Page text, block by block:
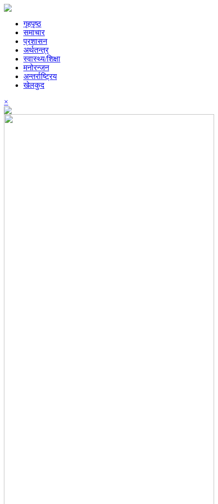
गृहपृष्ठ
समाचार
प्रशासन
अर्थतन्त्र
स्वास्थ्य/शिक्षा
मनोरन्जन
अन्तर्राष्ट्रिय
खेलकुद
×